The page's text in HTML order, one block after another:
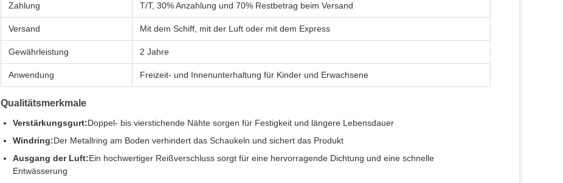
Zahlung T/T, 30% Anzahlung und 70% Restbetrag beim Versand
Versand Mit dem Schiff, mit der Luft oder mit dem Express
Gewährleistung 2 Jahre
Anwendung Freizeit- und Innenunterhaltung für Kinder und Erwachsene
Qualitätsmerkmale
Verstärkungsgurt:Doppel- bis vierstichende Nähte sorgen für Festigkeit und längere Lebensdauer
Windring:Der Metallring am Boden verhindert das Schaukeln und sichert das Produkt
Ausgang der Luft:Ein hochwertiger Reißverschluss sorgt für eine hervorragende Dichtung und eine schnelle
Entwässerung